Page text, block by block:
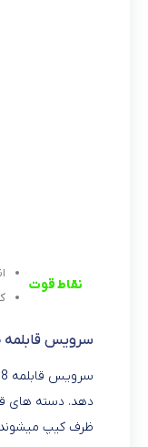
نقاط قوت
سرویس قابلمه 8 پارچه درب سیلیکون یونیک مدل دیاموند
دهد. دسته های
ظرف کیپ